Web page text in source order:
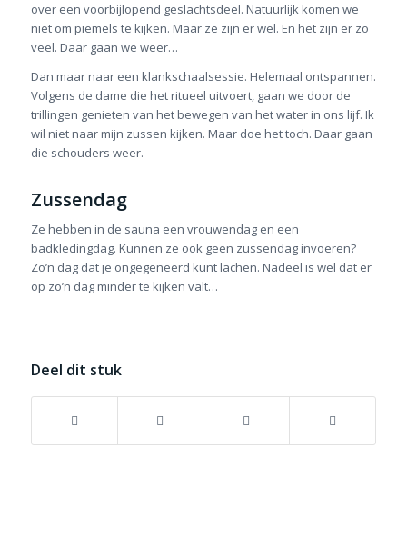
over een voorbijlopend geslachtsdeel. Natuurlijk komen we
niet om piemels te kijken. Maar ze zijn er wel. En het zijn er zo
veel. Daar gaan we weer…
Dan maar naar een klankschaalsessie. Helemaal ontspannen.
Volgens de dame die het ritueel uitvoert, gaan we door de
trillingen genieten van het bewegen van het water in ons lijf. Ik
wil niet naar mijn zussen kijken. Maar doe het toch. Daar gaan
die schouders weer.
Zussendag
Ze hebben in de sauna een vrouwendag en een
badkledingdag. Kunnen ze ook geen zussendag invoeren?
Zo’n dag dat je ongegeneerd kunt lachen. Nadeel is wel dat er
op zo’n dag minder te kijken valt…
Deel dit stuk